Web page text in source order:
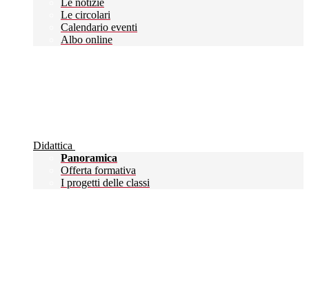
Le notizie
Le circolari
Calendario eventi
Albo online
Didattica
Panoramica
Offerta formativa
I progetti delle classi